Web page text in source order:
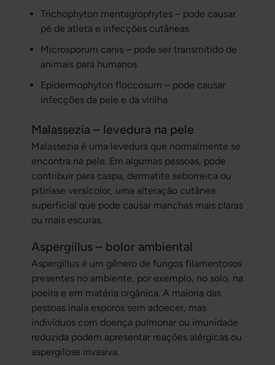
Trichophyton mentagrophytes– pode causar
pé de atleta e infecções cutâneas
Microsporum canis– pode ser transmitido de
animais para humanos
Epidermophyton floccosum – pode causar
infecções da pele e da virilha
Malassezia – levedura na pele
Malassezia é uma levedura que normalmente se
encontra na pele. Em algumas pessoas, pode
contribuir para caspa, dermatite seborreica ou
pitiríase versicolor, uma alteração cutânea
superficial que pode causar manchas mais claras
ou mais escuras.
Aspergillus – bolor ambiental
Aspergillusé um gênero de fungos filamentosos
presentes no ambiente, por exemplo, no solo, na
poeira e em matéria orgânica. A maioria das
pessoas inala esporos sem adoecer, mas
indivíduos com doença pulmonar ou imunidade
reduzida podem apresentar reações alérgicas ou
aspergilose invasiva.